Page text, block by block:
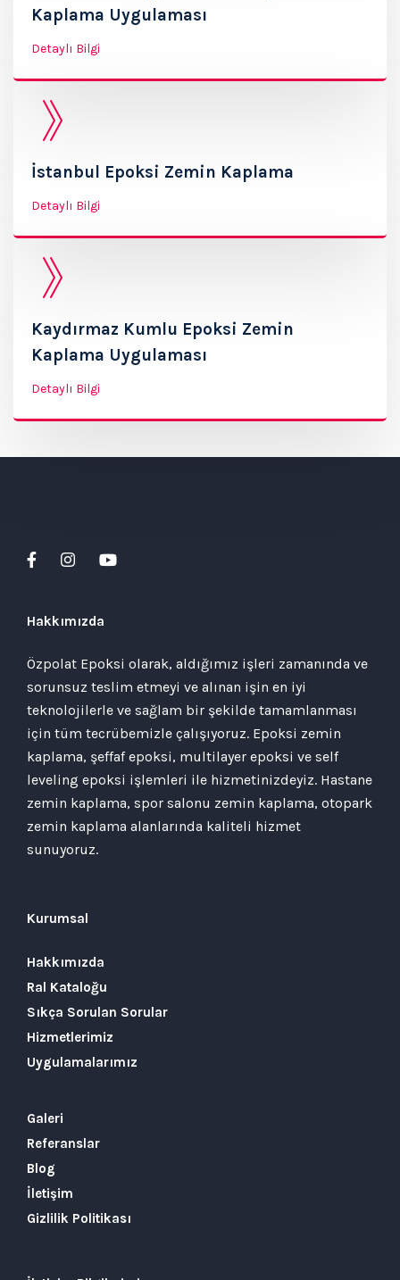
Kaplama Uygulaması
Detaylı Bilgi
İstanbul Epoksi Zemin Kaplama
Detaylı Bilgi
Kaydırmaz Kumlu Epoksi Zemin
Kaplama Uygulaması
Detaylı Bilgi
Hakkımızda
Özpolat Epoksi olarak, aldığımız işleri zamanında ve
sorunsuz teslim etmeyi ve alınan işin en iyi
teknolojilerle ve sağlam bir şekilde tamamlanması
için tüm tecrübemizle çalışıyoruz. Epoksi zemin
kaplama, şeffaf epoksi, multilayer epoksi ve self
leveling epoksi işlemleri ile hizmetinizdeyiz. Hastane
zemin kaplama, spor salonu zemin kaplama, otopark
zemin kaplama alanlarında kaliteli hizmet
sunuyoruz.
Kurumsal
Hakkımızda
Ral Kataloğu
Sıkça Sorulan Sorular
Hizmetlerimiz
Uygulamalarımız
Galeri
Referanslar
Blog
İletişim
Gizlilik Politikası